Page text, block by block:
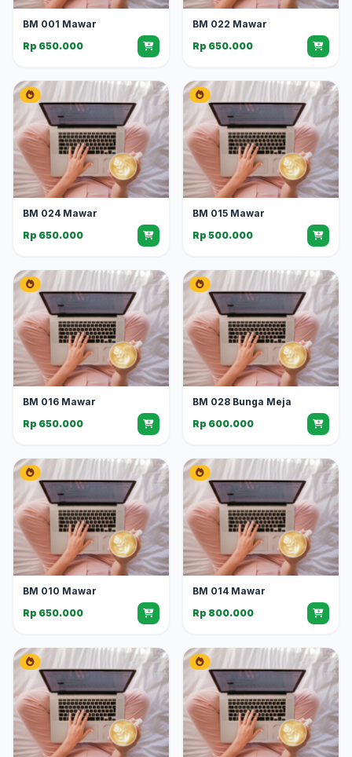
BM 001 Mawar
Rp 650.000
BM 022 Mawar
Rp 650.000
BM 024 Mawar
Rp 650.000
BM 015 Mawar
Rp 500.000
BM 016 Mawar
Rp 650.000
BM 028 Bunga Meja
Rp 600.000
BM 010 Mawar
Rp 650.000
BM 014 Mawar
Rp 800.000